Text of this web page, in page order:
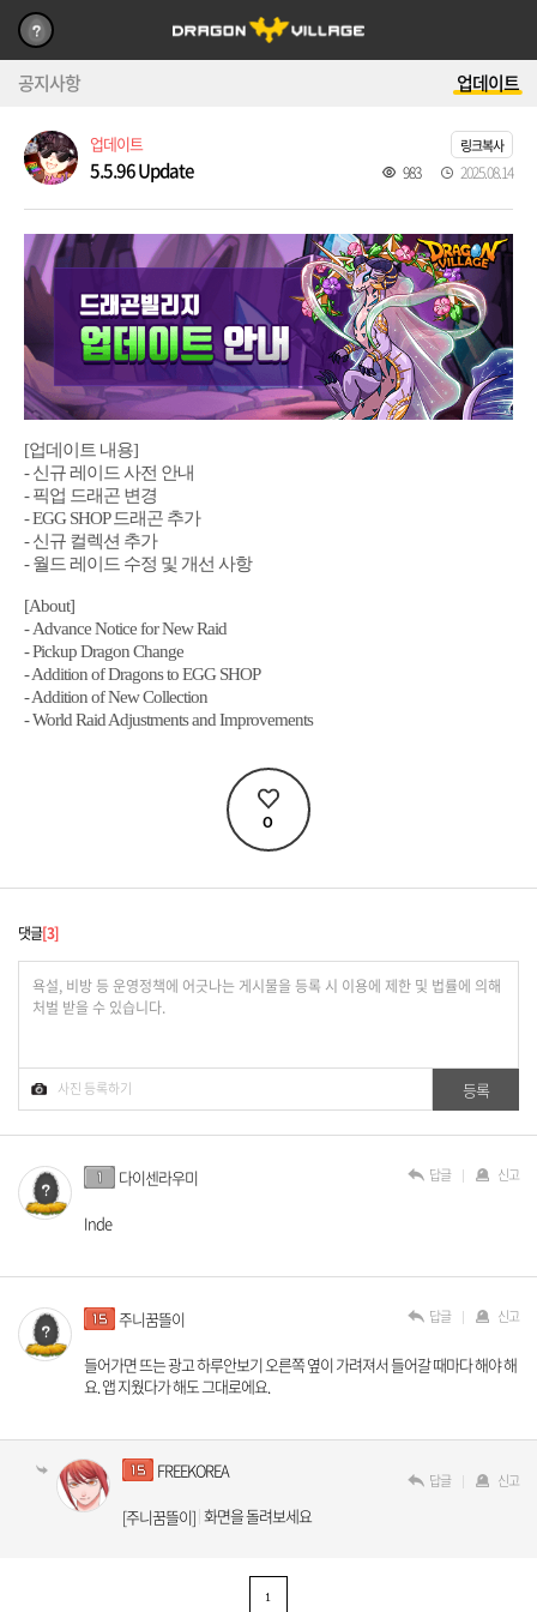
공지사항 업데이트
업데이트
5.5.96 Update
링크복사
983 2025.08.14
[업데이트 내용]
- 신규 레이드 사전 안내
- 픽업 드래곤 변경
- EGG SHOP 드래곤 추가
- 신규 컬렉션 추가
- 월드 레이드 수정 및 개선 사항
[About]
- Advance Notice for New Raid
- Pickup Dragon Change
- Addition of Dragons to EGG SHOP
- Addition of New Collection
- World Raid Adjustments and Improvements
0
댓글 3
다이센라우미ㅤ
Inde
답글 신고
주니꿈뜰이
들어가면 뜨는 광고 하루안보기 오른쪽 옆이 가려져서 들어갈 때마다 해야 해
요. 앱 지웠다가 해도 그대로에요.
답글 신고
FREEKOREA
[주니꿈뜰이] 화면을 돌려보세요
답글 신고
1